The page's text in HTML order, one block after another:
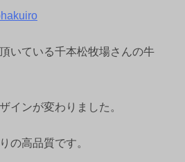
いている千本松牧場さんの牛
インが変わりました。
の高品質です。